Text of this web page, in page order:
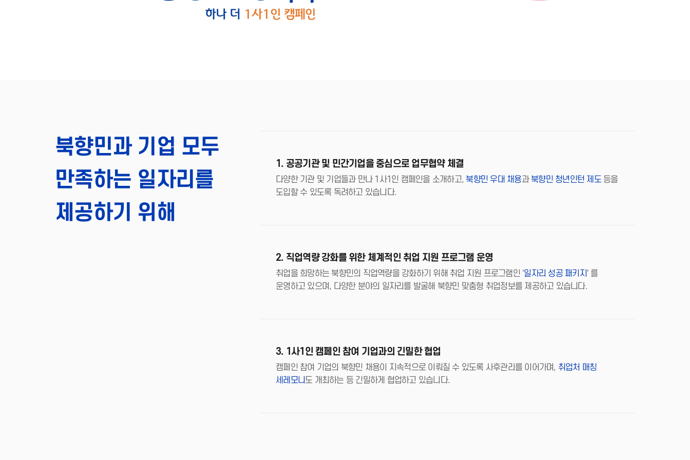
북향민과 기업 모두
만족하는 일자리를
제공하기 위해
1. 공공기관 및 민간기업을 중심으로 업무협약 체결
다양한 기관 및 기업들과 만나 1사1인 캠페인을 소개하고, 북향민 우대 채용과 북향민 청년인턴 제도등을
도입할 수 있도록 독려하고 있습니다.
2. 직업역량 강화를 위한 체계적인 취업 지원 프로그램 운영
취업을 희망하는 북향민의 직업역량을 강화하기 위해 취업 지원 프로그램인 '일자리 성공 패키지 ' 를
운영하고 있으며, 다양한 분야의 일자리를 발굴해 북향민 맞춤형 취업정보를 제공하고 있습니다.
3. 1사1인 캠페인 참여 기업과의 긴밀한 협업
캠페인 참여 기업의 북향민 채용이 지속적으로 이뤄질 수 있도록 사후관리를 이어가며, 취업처 매칭
세레모니도 개최하는 등 긴밀하게 협업하고 있습니다.